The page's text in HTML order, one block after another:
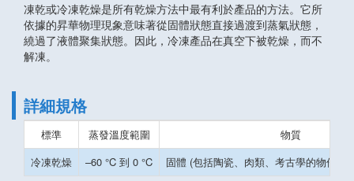
凍乾或冷凍乾燥是所有乾燥方法中最有利於產品的方法。它所
依據的昇華物理現象意味著從固體狀態直接過渡到蒸氣狀態，
繞過了液體聚集狀態。因此，冷凍產品在真空下被乾燥，而不
解凍。
詳細規格
標準 蒸發溫度範圍
物質
冷凍乾燥
–60 °C 到 0 °C 固體 (包括陶瓷、肉類、考古學的物件 骨